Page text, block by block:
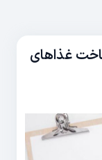
غذاهای